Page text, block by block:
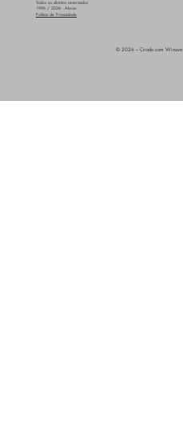
Todos os direitos reservados
1996 / 2026 - Abran
Política de Privacidade
© 2026 – Criado com Winove